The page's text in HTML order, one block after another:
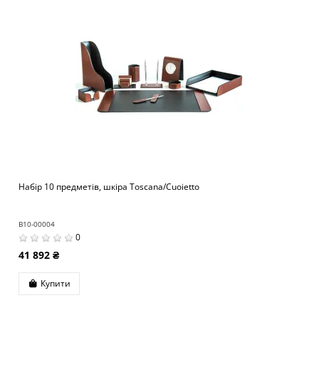
Набір 10 предметів, шкіра Toscana/Cuoietto
B10-00004
0
41 892 ₴
Купити